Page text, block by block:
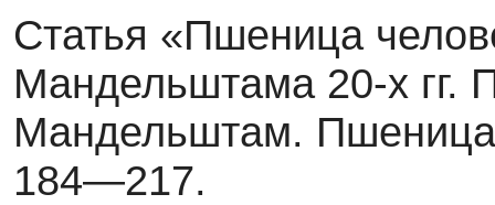
Статья «Пшеница
Мандельштама 20-х гг.
Мандельштам.
184—217.